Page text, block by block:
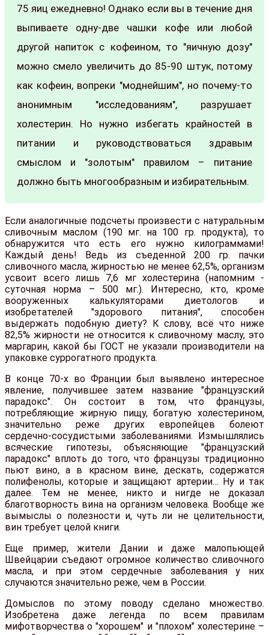
75 яиц ежедневно! Однако если вы в течение дня
выпиваете одну-две чашки кофе или любой
другой напиток с кофеином, то "яичную дозу"
можно смело увеличить до 85-90 штук, потому
как кофеин, вопреки "моднейшим", но почему-то
анонимным "исследованиям", разрушает
холестерин. Но нужно избегать крайностей в
питании и руководствоваться здравым
смыслом и "золотым" правилом – питание
должно быть многообразным и избирательным.
Если аналогичные подсчеты произвести с натуральным
сливочным маслом (190 мг. на 100 гр. продукта), то
обнаружится что есть его нужно килограммами!
Каждый день! Ведь из съеденной 200 гр. пачки
сливочного масла, жирностью не менее 62,5%, организм
усвоит всего лишь 7,6 мг холестерина (напомним -
суточная норма – 500 мг.). Интересно, кто, кроме
вооруженных калькуляторами диетологов и
изобретателей "здорового питания", способен
выдержать подобную диету? К слову, всё что ниже
82,5% жирности не относится к сливочному маслу, это
маргарин, какой бы ГОСТ не указали производители на
упаковке суррогатного продукта.
В конце 70-х во Франции был выявлено интересное
явление, получившее затем название "французский
парадокс". Он состоит в том, что французы,
потребляющие жирную пищу, богатую холестерином,
значительно реже других европейцев болеют
сердечно-сосудистыми заболеваниями. Измышлялись
всяческие гипотезы, объясняющие "французский
парадокс" вплоть до того, что французы традиционно
пьют вино, а в красном вине, дескать, содержатся
полифенолы, которые и защищают артерии… Ну и так
далее. Тем не менее, никто и нигде не доказал
благотворность вина на организм человека. Вообще же
вымыслы о полезности и, чуть ли не целительности,
вин требует целой книги.
Еще пример, жители Дании и даже малопьющей
Швейцарии съедают огромное количество сливочного
масла, и при этом сердечные заболевания у них
случаются значительно реже, чем в России.
Домыслов по этому поводу сделано множество.
Изобретена даже легенда по всем правилам
мифотворчества о "хорошем" и "плохом" холестерине –